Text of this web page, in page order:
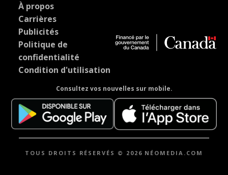
À propos
Carrières
Publicités
Politique de
confidentialité
Condition d'utilisation
Consultez vos nouvelles sur mobile.
TOUS DROITS RÉSERVÉS © 2026 NÉOMEDIA.COM